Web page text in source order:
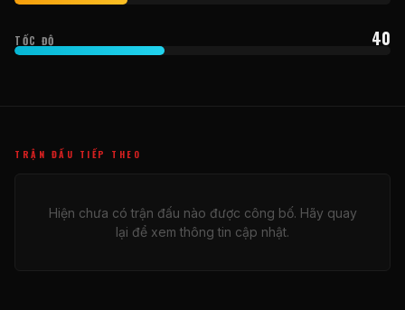
TỐC ĐỘ 40
TRẬN ĐẤU TIẾP THEO
Hiện chưa có trận đấu nào được công bố. Hãy quay
lại để xem thông tin cập nhật.